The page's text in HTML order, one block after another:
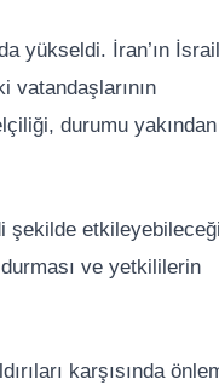
yükseldi. İran’ın
vatandaşlarının
durumu yakından
şekilde
ve yetkililerin
karşısında